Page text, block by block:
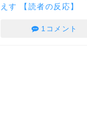
えす 【読者の反応】
1コメント